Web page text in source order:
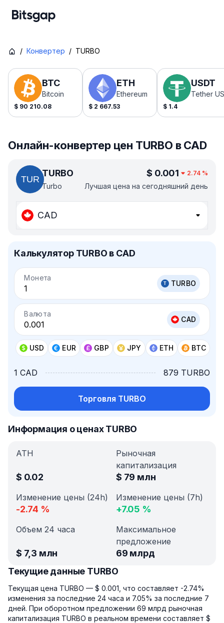
/ Конвертер / TURBO
BTC
Bitcoin
$ 90 210.08
ETH
Ethereum
$ 2 667.53
USDT
Tether
$ 1.4
Онлайн-конвертер цен TURBO в CAD
TURBO
Turbo
$ 0.001 2.74 %
Лучшая цена на сегодняшний день
CAD
Калькулятор TURBO в CAD
Монета
TURBO
Валюта
CAD
USD EUR GBP JPY ETH BTC
1 CAD 879 TURBO
Торговля TURBO
Информация о ценах TURBO
ATH
$ 0.02
Рыночная
капитализация
$ 79 млн
Изменение цены (24h)
-2.74 %
Изменение цены (7h)
+7.05 %
Объем 24 часа
$ 7,3 млн
Максимальное
предложение
69 млрд
Текущие данные TURBO
Текущая цена TURBO — $ 0.001, что составляет -2.74%
изменения за последние 24 часа и 7.05% за последние 7
дней. При оборотном предложении 69 млрд рыночная
капитализация TURBO в реальном времени составляет $